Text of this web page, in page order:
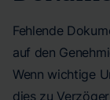
Fehlende
auf den
Wenn wichtige
dies zu